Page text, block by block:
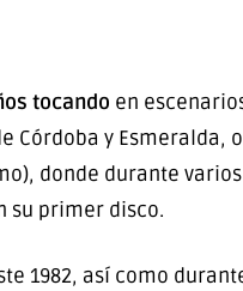
tocando en
y Esmeralda,
donde durante
su primer disco.
1982, así como